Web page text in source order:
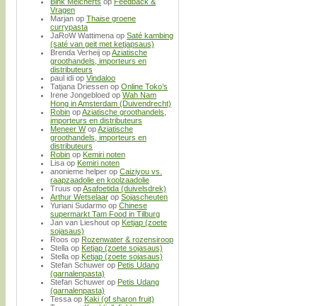
Bink Melcherts op Feedback &
Vragen
Marjan op Thaise groene
currypasta
JaRoW Wattimena op Saté kambing
(saté van geit met ketjapsaus)
Brenda Verheij opAziatische
groothandels, importeurs en
distributeurs
paul idi op Vindaloo
Tatjana Driessen op Online Toko’s
Irene Jongebloed op Wah Nam
Hong in Amsterdam (Duivendrecht)
Robin opAziatische groothandels,
importeurs en distributeurs
Meneer WopAziatische
groothandels, importeurs en
distributeurs
Robin op Kemiri noten
Lisa op Kemiri noten
anonieme helper op Caiziyou vs.
raapzaadolie en koolzaadolie
Truus opAsafoetida (duivelsdrek)
Arthur Wetselaar op Sojascheuten
Yuriani Sudarmo op Chinese
supermarkt Tam Food in Tilburg
Jan van Lieshout op Ketjap (zoete
sojasaus)
Roos op Rozenwater & rozensiroop
Stella op Ketjap (zoete sojasaus)
Stella op Ketjap (zoete sojasaus)
Stefan Schuwer op Petis Udang
(garnalenpasta)
Stefan Schuwer op Petis Udang
(garnalenpasta)
Tessa op Kaki (of sharon fruit)